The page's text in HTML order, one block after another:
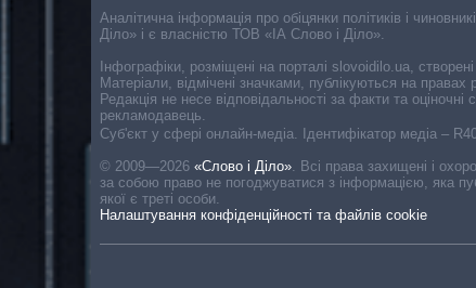
Cуб'єкт у сфері онлайн-медіа. Ідентифікатор медіа –
© 2009—2026 «Слово і Діло». Всі права захищені і
за собою право не погоджуватися з інформацією, яка
якої є треті особи.
Налаштування конфіденційності та файлів cookie
Аналітична інформація про обіцянки політиків і
Діло» і є власністю ТОВ «ІА Слово і Діло».
Інфографіки, розміщені на порталі slovoidilo.ua,
Матеріали, відмічені значками, публікуються на
Редакція не несе відповідальності за факти та
рекламодавець.